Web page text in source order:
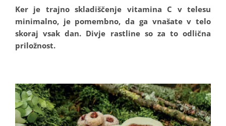
Ker je trajno skladiščenje vitamina C v telesu
minimalno, je pomembno, da ga vnašate v telo
skoraj vsak dan. Divje rastline so za to odlična
priložnost.